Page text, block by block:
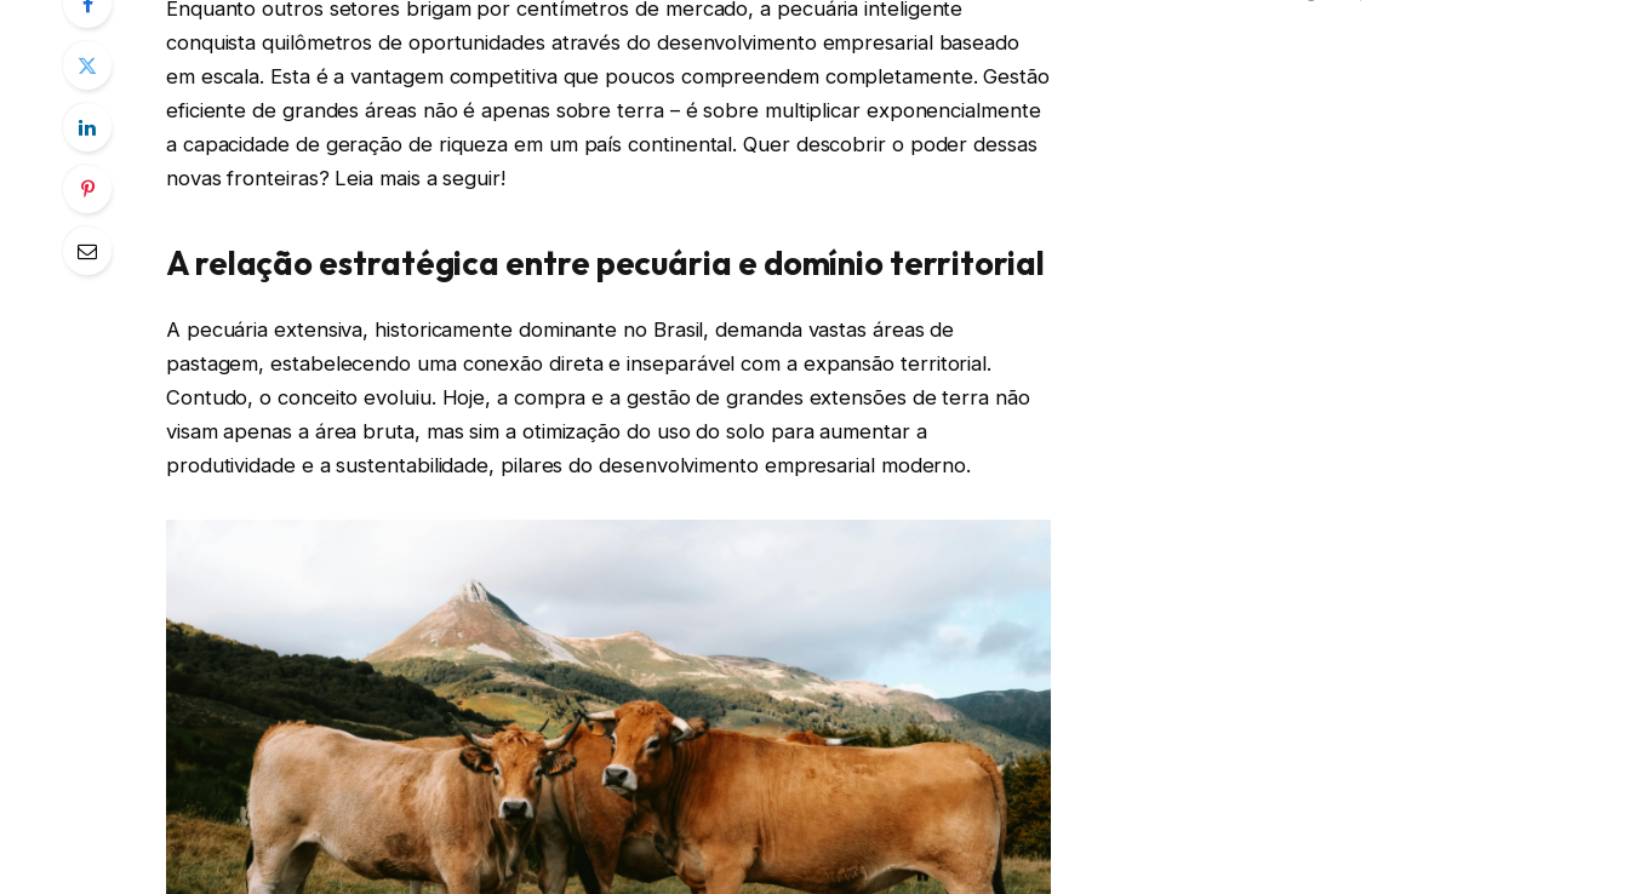
Enquanto outros setores brigam por centímetros de mercado, a pecuária inteligente
conquista quilômetros de oportunidades através do desenvolvimento empresarial baseado
em escala. Esta é a vantagem competitiva que poucos compreendem completamente. Gestão
eficiente de grandes áreas não é apenas sobre terra – é sobre multiplicar exponencialmente
a capacidade de geração de riqueza em um país continental. Quer descobrir o poder dessas
novas fronteiras? Leia mais a seguir!
A relação estratégica entre pecuária e domínio territorial
A pecuária extensiva, historicamente dominante no Brasil, demanda vastas áreas de
pastagem, estabelecendo uma conexão direta e inseparável com a expansão territorial.
Contudo, o conceito evoluiu. Hoje, a compra e a gestão de grandes extensões de terra não
visam apenas a área bruta, mas sim a otimização do uso do solo para aumentar a
produtividade e a sustentabilidade, pilares do desenvolvimento empresarial moderno.